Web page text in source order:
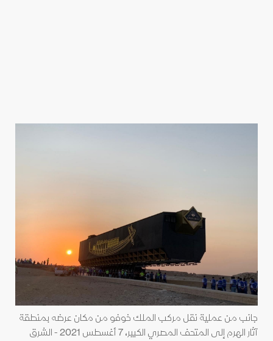
جانب من عملية نقل مركب الملك خوفو من مكان عرضه بمنطقة
آثار الهرم إلى المتحف المصري الكبير، 7 أغسطس 2021 - الشرق